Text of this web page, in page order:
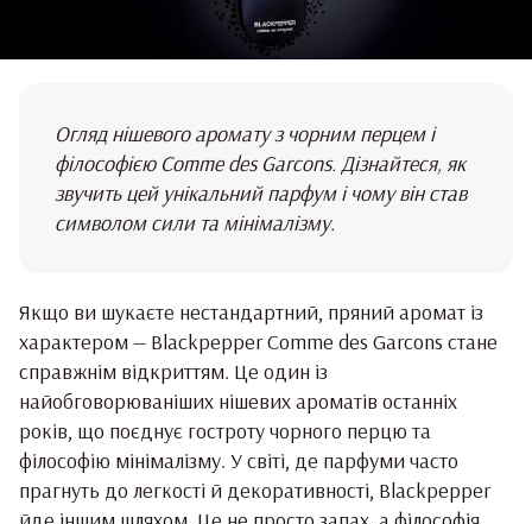
Огляд нішевого аромату з чорним перцем і
філософією Comme des Garcons. Дізнайтеся, як
звучить цей унікальний парфум і чому він став
символом сили та мінімалізму.
Якщо ви шукаєте нестандартний, пряний аромат із
характером — Blackpepper Comme des Garcons стане
справжнім відкриттям. Це один із
найобговорюваніших нішевих ароматів останніх
років, що поєднує гостроту чорного перцю та
філософію мінімалізму. У світі, де парфуми часто
прагнуть до легкості й декоративності, Blackpepper